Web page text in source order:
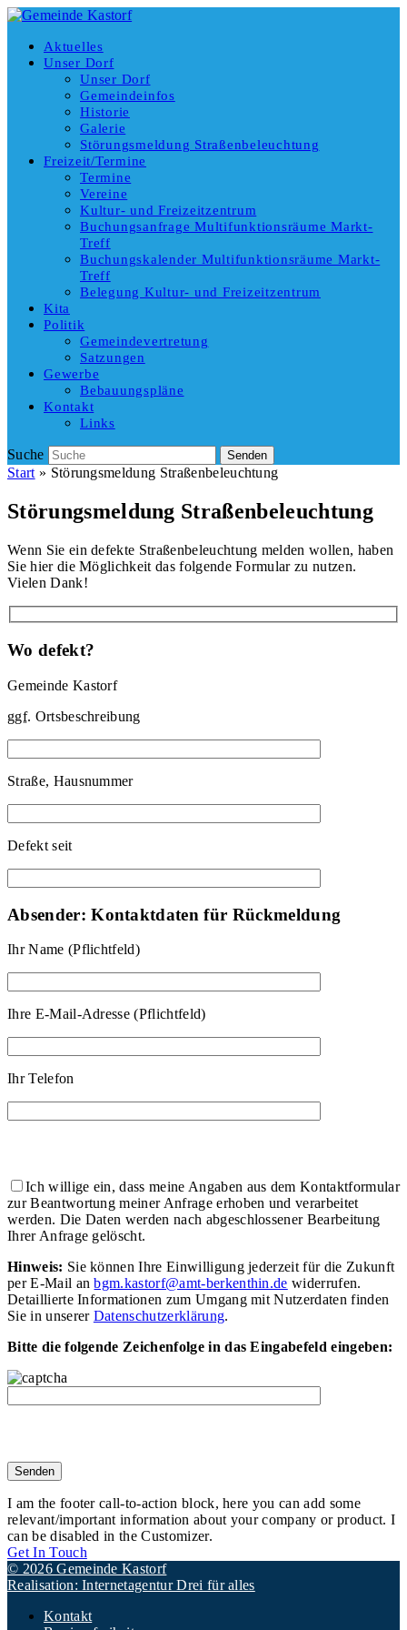
Aktuelles
Unser Dorf
Unser Dorf
Gemeindeinfos
Historie
Galerie
Störungsmeldung Straßenbeleuchtung
Freizeit/Termine
Termine
Vereine
Kultur- und Freizeitzentrum
Buchungsanfrage Multifunktionsräume Markt-
Treff
Buchungskalender Multifunktionsräume Markt-
Treff
Belegung Kultur- und Freizeitzentrum
Kita
Politik
Gemeindevertretung
Satzungen
Gewerbe
Bebauungspläne
Kontakt
Links
Suche Senden
Start » Störungsmeldung Straßenbeleuchtung
Störungsmeldung Straßenbeleuchtung
Wenn Sie ein defekte Straßenbeleuchtung melden wollen, haben
Sie hier die Möglichkeit das folgende Formular zu nutzen.
Vielen Dank!
Wo defekt?
Gemeinde Kastorf
ggf. Ortsbeschreibung
Straße, Hausnummer
Defekt seit
Absender: Kontaktdaten für Rückmeldung
Ihr Name (Pflichtfeld)
Ihre E-Mail-Adresse (Pflichtfeld)
Ihr Telefon
Ich willige ein, dass meine Angaben aus dem Kontaktformular
zur Beantwortung meiner Anfrage erhoben und verarbeitet
werden. Die Daten werden nach abgeschlossener Bearbeitung
Ihrer Anfrage gelöscht.
Hinweis: Sie können Ihre Einwilligung jederzeit für die Zukunft
per E-Mail anbgm.kastorf@amt-berkenthin.de widerrufen.
Detaillierte Informationen zum Umgang mit Nutzerdaten finden
Sie in unserer Datenschutzerklärung.
Bitte die folgende Zeichenfolge in das Eingabefeld eingeben:
I am the footer call-to-action block, here you can add some
relevant/important information about your company or product. I
can be disabled in the Customizer.
Get In Touch
© 2026 Gemeinde Kastorf
Realisation: Internetagentur Drei für alles
Kontakt